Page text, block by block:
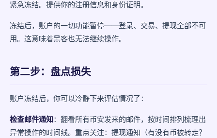
紧急冻结。提供你的注册信息和身份证明。
冻结后，账户的一切功能暂停——登录、交易、提现全部不可
用。这意味着黑客也无法继续操作。
第二步：盘点损失
账户冻结后，你可以冷静下来评估情况了：
检查邮件通知：翻看所有币安发来的邮件，按时间排列梳理出
异常操作的时间线。重点关注：提现通知（有没有币被转走？